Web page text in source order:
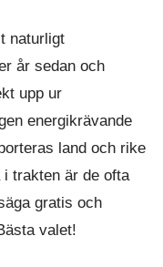
naturligt
år sedan och
upp ur
energikrävande
land och rike
trakten är de ofta
gratis och
valet!